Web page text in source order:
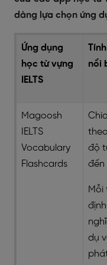
dàng lựa chọn ứng
Ứng dụng
học từ vựng
IELTS
nổi
Magoosh
IELTS
Vocabulary
Flashcards
độ
đến
Mỗi
định
dụ